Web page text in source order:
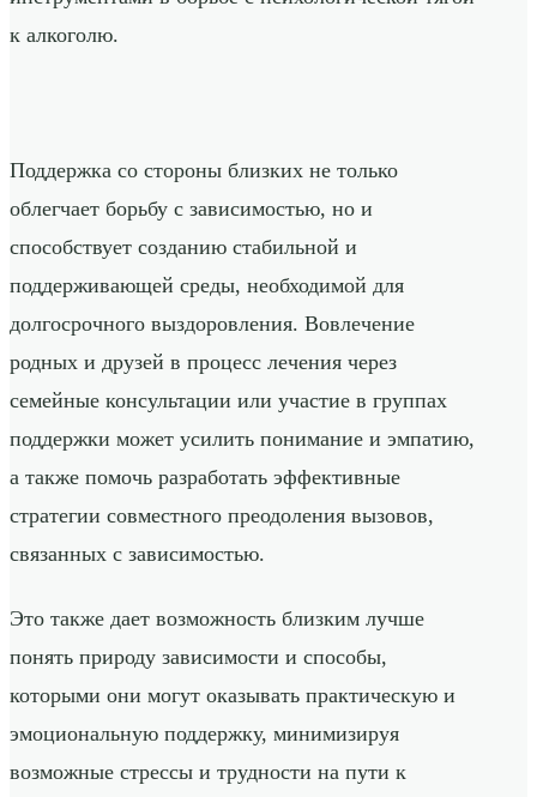
к алкоголю.
Поддержка со стороны близких не только
облегчает борьбу с зависимостью, но и
способствует созданию стабильной и
поддерживающей среды, необходимой для
долгосрочного выздоровления. Вовлечение
родных и друзей в процесс лечения через
семейные консультации или участие в группах
поддержки может усилить понимание и эмпатию,
а также помочь разработать эффективные
стратегии совместного преодоления вызовов,
связанных с зависимостью.
Это также дает возможность близким лучше
понять природу зависимости и способы,
которыми они могут оказывать практическую и
эмоциональную поддержку, минимизируя
возможные стрессы и трудности на пути к